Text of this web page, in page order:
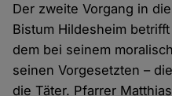
Der zweite Vorgang in
Bistum Hildesheim
dem bei seinem
seinen Vorgesetzten –
die Täter. Pfarrer